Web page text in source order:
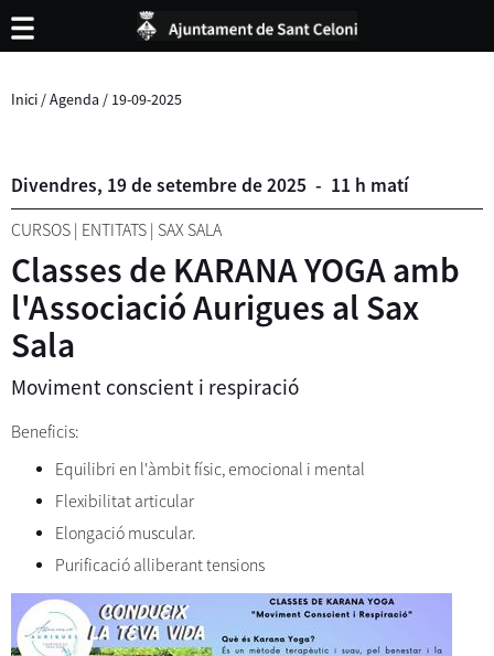
Inici /Agenda / 19-09-2025
Divendres, 19desetembrede2025 - 11 h matí
CURSOS | ENTITATS | SAX SALA
Classes de KARANA YOGA amb
l'Associació Aurigues al Sax
Sala
Moviment conscient i respiració
Beneficis:
Equilibri en l'àmbit físic, emocional i mental
Flexibilitat articular
Elongació muscular.
Purificació alliberant tensions